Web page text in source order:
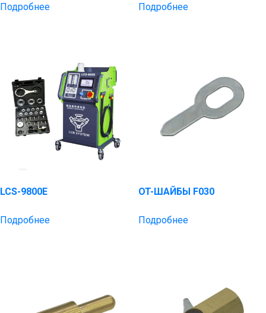
Подробнее Подробнее
LCS-9800E
Подробнее
OT-ШАЙБЫ F030
Подробнее